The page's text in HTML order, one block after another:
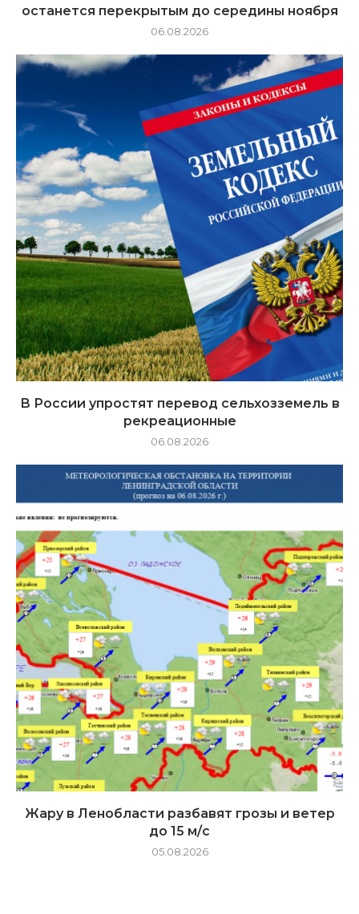
останется перекрытым до середины ноября
06.08.2026
В России упростят перевод сельхозземель в
рекреационные
06.08.2026
Жару в Ленобласти разбавят грозы и ветер
до 15 м/с
05.08.2026